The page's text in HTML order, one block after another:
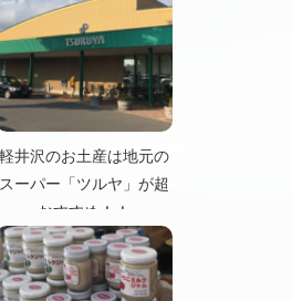
軽井沢のお土産は地元の
スーパー「ツルヤ」が超
おすすめ！！